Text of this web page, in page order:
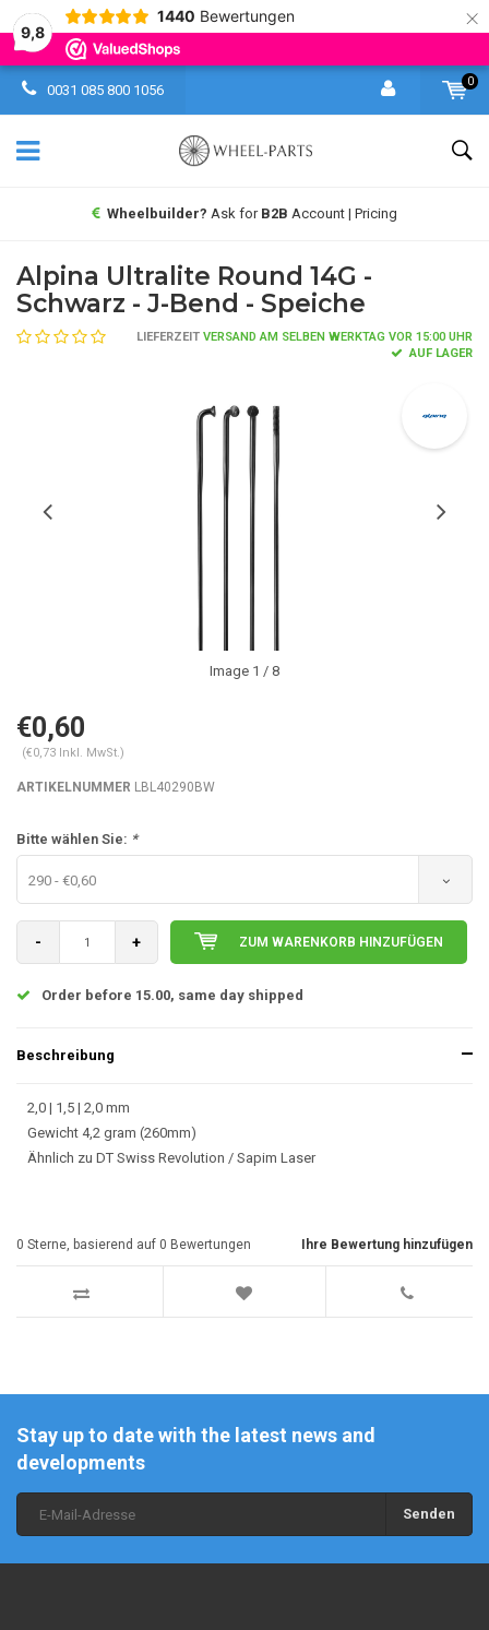
9,8
1440 Bewertungen ×
0031 085 800 1056
0
Wheelbuilder? Ask for B2B Account | Pricing
Alpina Ultralite Round 14G -
Schwarz - J-Bend - Speiche
LIEFERZEIT VERSAND AM SELBEN WERKTAG VOR 15:00 UHR
AUF LAGER
Image 1 / 8
€0,60
(€0,73 Inkl. MwSt.)
ARTIKELNUMMER LBL40290BW
Bitte wählen Sie: *
290 - €0,60
- + ZUM WARENKORB HINZUFÜGEN
Order before 15.00, same day shipped
Beschreibung
2,0 | 1,5 | 2,0 mm
Gewicht 4,2 gram (260mm)
Ähnlich zu DT Swiss Revolution / Sapim Laser
Ihre Bewertung hinzufügen
0 Sterne, basierend auf 0 Bewertungen
Stay up to date with the latest news and
developments
Senden